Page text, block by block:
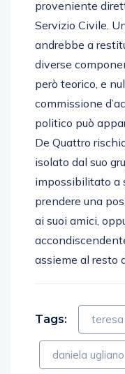
proveniente
Servizio Civile.
andrebbe a
diverse
però teorico, e
commissione
politico può
De Quattro
isolato dal suo
impossibilitato a
prendere una
ai suoi amici,
assieme al resto
Tags: teresa
daniela ugliano